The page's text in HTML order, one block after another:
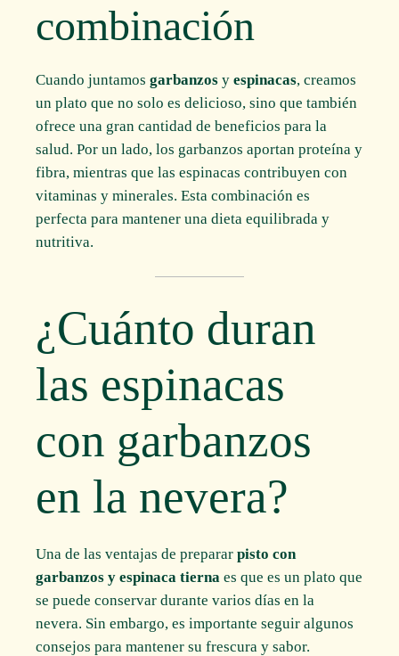
combinación
Cuando juntamosgarbanzos yespinacas, creamos
un plato que no solo es delicioso, sino que también
ofrece una gran cantidad de beneficios para la
salud. Por un lado, los garbanzos aportan proteína y
fibra, mientras que las espinacas contribuyen con
vitaminas y minerales. Esta combinación es
perfecta para mantener una dieta equilibrada y
nutritiva.
¿Cuánto duran
las espinacas
con garbanzos
en la nevera?
Una de las ventajas de prepararpisto con
garbanzos y espinaca tierna es que es un plato que
se puede conservar durante varios días en la
nevera. Sin embargo, es importante seguir algunos
consejos para mantener su frescura y sabor.